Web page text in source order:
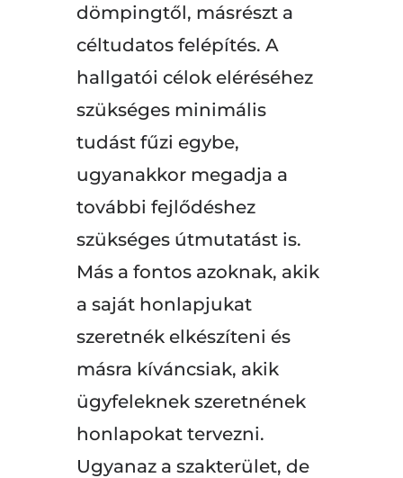
dömpingtől, másrészt a
céltudatos felépítés. A
hallgatói célok eléréséhez
szükséges minimális
tudást fűzi egybe,
ugyanakkor megadja a
további fejlődéshez
szükséges útmutatást is.
Más a fontos azoknak, akik
a saját honlapjukat
szeretnék elkészíteni és
másra kíváncsiak, akik
ügyfeleknek szeretnének
honlapokat tervezni.
Ugyanaz a szakterület, de